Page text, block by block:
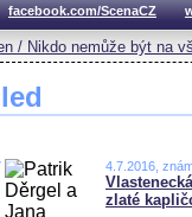
facebook.com/ScenaCZ
/ Nikdo nemůže být na
4.7.2016,
zlaté